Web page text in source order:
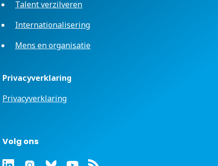
Talent verzilveren
Internationalisering
Mens en organisatie
Privacyverklaring
Privacyverklaring
Volg ons